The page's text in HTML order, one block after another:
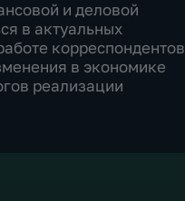
и деловой
в актуальных
корреспондентов
в экономике
реализации